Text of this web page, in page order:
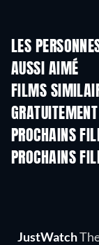
LES
AUSSI AIMÉ
FILMS
GRATUITEMENT
PROCHAINS
PROCHAINS
JustWatch